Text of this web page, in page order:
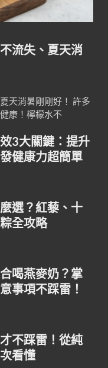
流失、夏天消
天消暑剛剛好！ 許多
康！檸檬水不
3大關鍵：提升
健康力超簡單
選？紅藜、十
全攻略
喝燕麥奶？掌
事項不踩雷！
不踩雷！從純
看懂